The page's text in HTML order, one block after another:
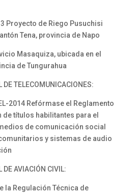
Proyecto de Riego Pusuchisi
Tena, provincia de Napo
Masaquiza, ubicada en el
de Tungurahua
TELECOMUNICACIONES:
2014 Refórmase el Reglamento
títulos habilitantes para el
de comunicación social
y sistemas de audio
DE AVIACIÓN CIVIL:
la Regulación Técnica de